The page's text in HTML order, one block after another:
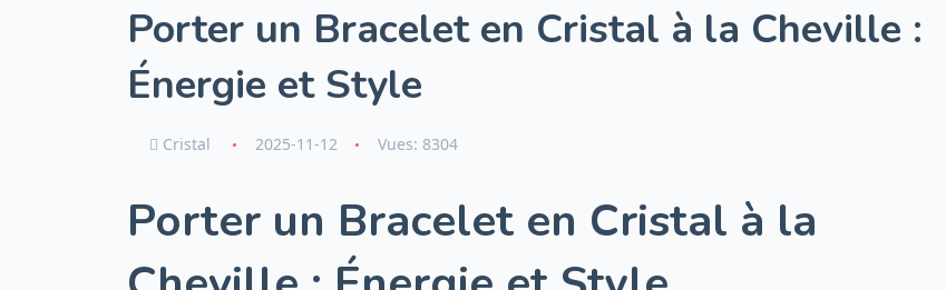
Porter un Bracelet en Cristal à la Cheville :
Énergie et Style
Cristal 2025-11-12 Vues: 8304
Porter un Bracelet en Cristal à la